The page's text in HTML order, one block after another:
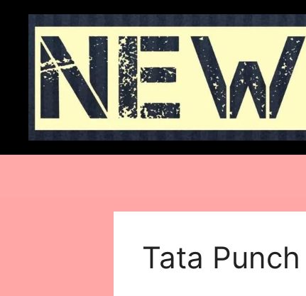
content
Tata